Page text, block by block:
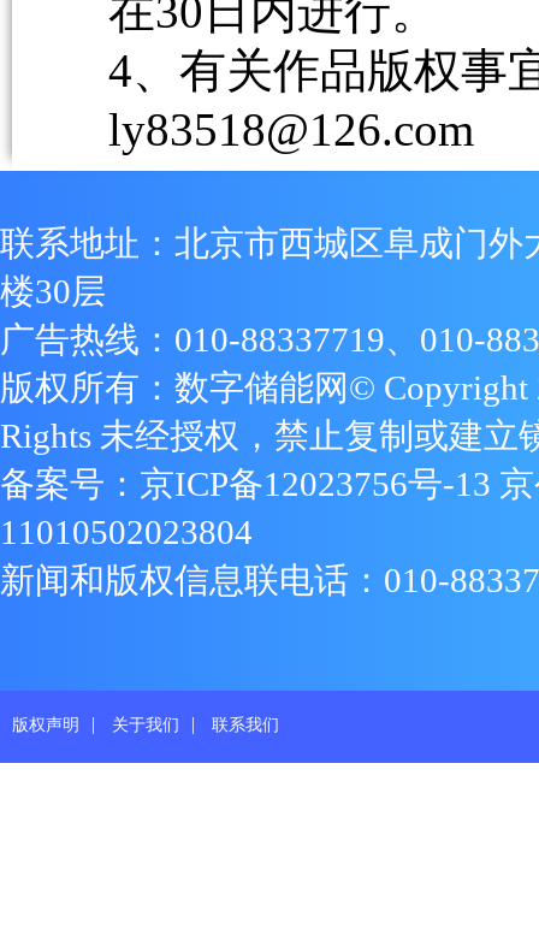
在30日内进行。
4、有关作品版权事
ly83518@126.com
联系地址：北京市西城区阜成门外
楼30层
广告热线：010-88337719、010-
版权所有：数字储能网© Copyright
Rights 未经授权，禁止复制或建立
备案号： 京ICP备12023756号-13
11010502023804
新闻和版权信息联电话：010-
版权声明 | 关于我们 | 联系我们